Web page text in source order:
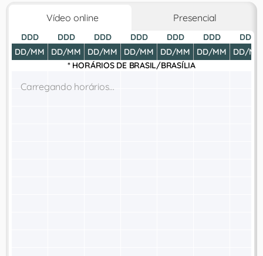
Vídeo online Presencial
DDD
DD/MM
DDD
DD/MM
DDD
DD/MM
DDD
DD/MM
DDD
DD/MM
DDD
DD/MM
DDD
DD/MM
* HORÁRIOS DE BRASIL/BRASÍLIA
Carregando horários...